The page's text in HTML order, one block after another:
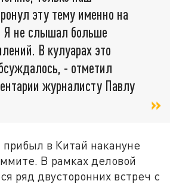
эту тему именно на
не слышал больше
В кулуарах это
- отметил
журналисту Павлу
в Китай накануне
В рамках деловой
ряд двусторонних встреч с